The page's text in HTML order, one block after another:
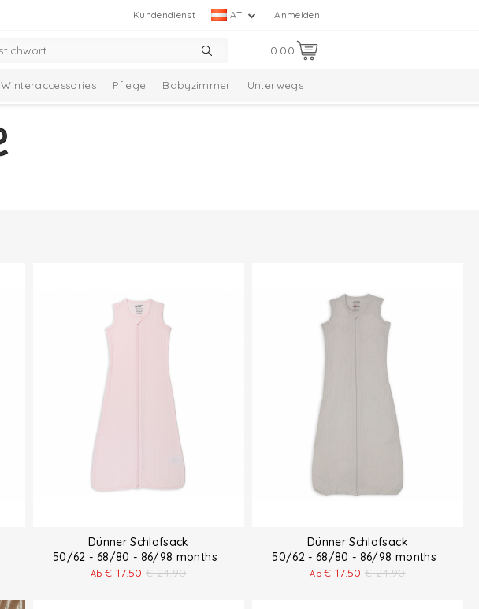
Anmelden
AT
Kundendienst
0.00
Winteraccessories Pflege Babyzimmer Unterwegs
Dünner Schlafsack
50/62 - 68/80 - 86/98 months
Ab€ 17.50 € 24.90
Dünner Schlafsack
50/62 - 68/80 - 86/98 months
Ab€ 17.50 € 24.90